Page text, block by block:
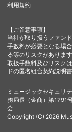
利用規約
【ご留意事項】
当社が取り扱うファン
手数料が必要となる場
る等のリスクがあります
取扱手数料及びリスク
ドの匿名組合契約説明
ミュージックセキュ
務局長（金商）第1791
会
Copyright (C) 2026